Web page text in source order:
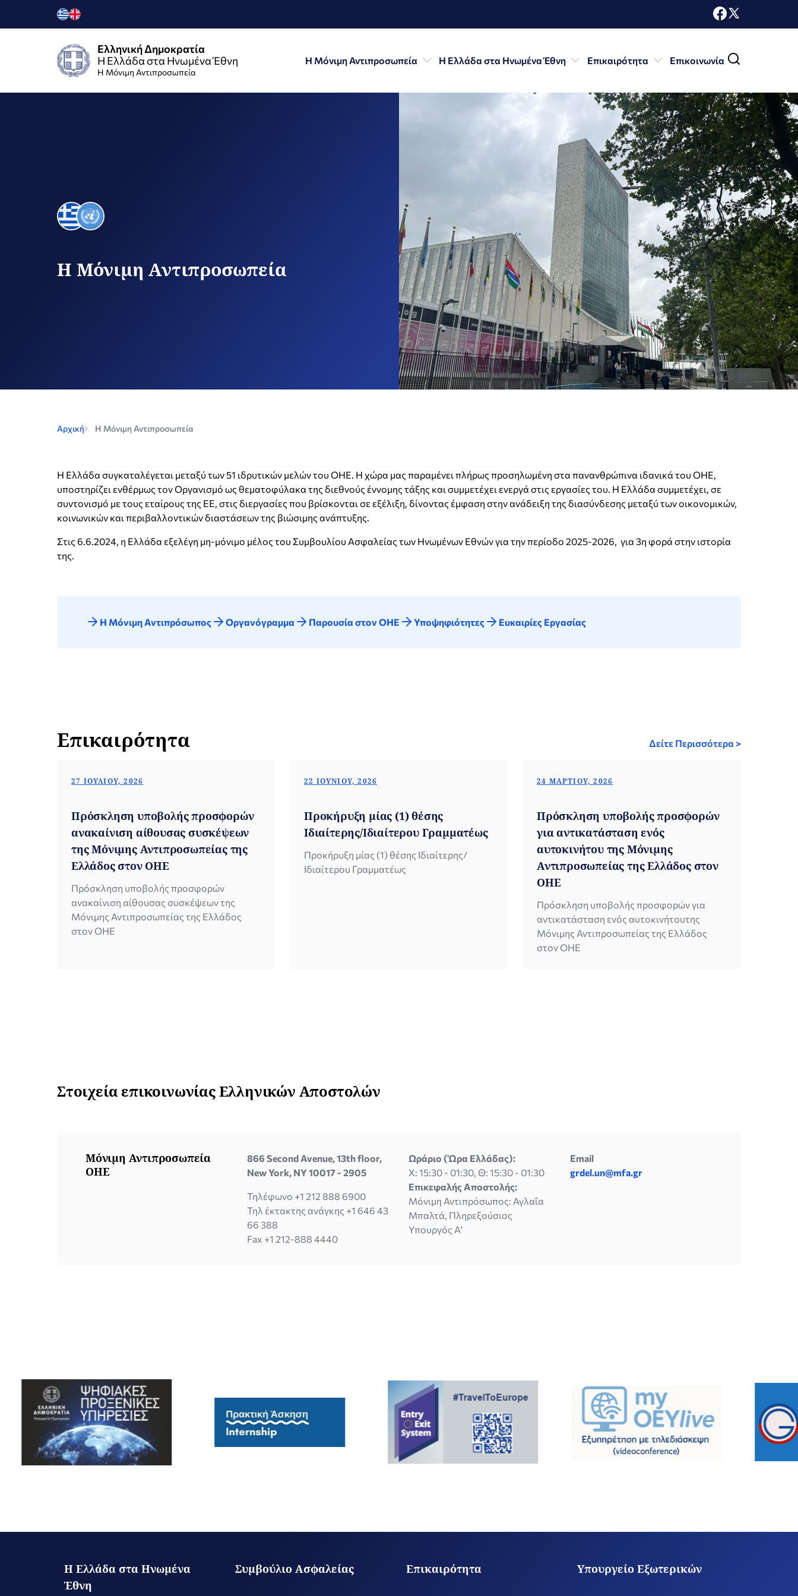
Ελληνική Δημοκρατία
Η Ελλάδα στα Ηνωμένα Έθνη
H Μόνιμη Αντιπροσωπεία
Η Μόνιμη Αντιπροσωπεία Η Ελλάδα στα Ηνωμένα Έθνη Επικαιρότητα Επικοινωνία
Η Μόνιμη Αντιπροσωπεία
Αρχική Η Μόνιμη Αντιπροσωπεία
H Ελλάδα συγκαταλέγεται μεταξύ των 51 ιδρυτικών μελών του ΟΗΕ. Η χώρα μας παραμένει πλήρως προσηλωμένη στα πανανθρώπινα ιδανικά του ΟΗΕ,
υποστηρίζει ενθέρμως τον Οργανισμό ως θεματοφύλακα της διεθνούς έννομης τάξης και συμμετέχει ενεργά στις εργασίες του. Η Ελλάδα συμμετέχει, σε
συντονισμό με τους εταίρους της ΕΕ, στις διεργασίες που βρίσκονται σε εξέλιξη, δίνοντας έμφαση στην ανάδειξη της διασύνδεσης μεταξύ των οικονομικών,
κοινωνικών και περιβαλλοντικών διαστάσεων της βιώσιμης ανάπτυξης.
Στις 6.6.2024, η Ελλάδα εξελέγη μη-μόνιμο μέλος του Συμβουλίου Ασφαλείας των Ηνωμένων Εθνών για την περίοδο 2025-2026, για 3η φορά στην ιστορία
της.
Η Μόνιμη Αντιπρόσωπος Οργανόγραμμα Παρουσία στον ΟΗΕ Υποψηφιότητες Ευκαιρίες Εργασίας
Επικαιρότητα Δείτε Περισσότερα >
27 ΙΟΥΛΊΟΥ, 2026
Πρόσκληση υποβολής προσφορών
ανακαίνιση αίθουσας συσκέψεων
της Μόνιμης Αντιπροσωπείας της
Ελλάδος στον ΟΗΕ
Πρόσκληση υποβολής προσφορών
ανακαίνιση αίθουσας συσκέψεων της
Μόνιμης Αντιπροσωπείας της Ελλάδος
στον ΟΗΕ
22 ΙΟΥΝΊΟΥ, 2026
Προκήρυξη μίας (1) θέσης
Ιδιαίτερης/Ιδιαίτερου Γραμματέως
Προκήρυξη μίας (1) θέσης Ιδιαίτερης/
Ιδιαίτερου Γραμματέως
24 ΜΑΡΤΊΟΥ, 2026
Πρόσκληση υποβολής προσφορών
για αντικατάσταση ενός
αυτοκινήτου της Μόνιμης
Αντιπροσωπείας της Ελλάδος στον
ΟΗΕ
Πρόσκληση υποβολής προσφορών για
αντικατάσταση ενός αυτοκινήτουτης
Μόνιμης Αντιπροσωπείας της Ελλάδος
στον ΟΗΕ
Στοιχεία επικοινωνίας Ελληνικών Αποστολών
Μόνιμη Αντιπροσωπεία
ΟΗΕ
866 Second Avenue, 13th floor,
New York, NY 10017 - 2905
Τηλέφωνο +1 212 888 6900
Τηλ έκτακτης ανάγκης +1 646 43
66 388
Fax +1 212-888 4440
Ωράριο (Ώρα Ελλάδας):
X: 15:30 - 01:30, Θ: 15:30 - 01:30
Επικεφαλής Αποστολής:
Μόνιμη Αντιπρόσωπος: Αγλαΐα
Μπαλτά, Πληρεξούσιος
Υπουργός Α'
Email
grdel.un@mfa.gr
Η Ελλάδα στα Ηνωμένα
Έθνη
Συμβούλιο Ασφαλείας Επικαιρότητα Υπουργείο Εξωτερικών